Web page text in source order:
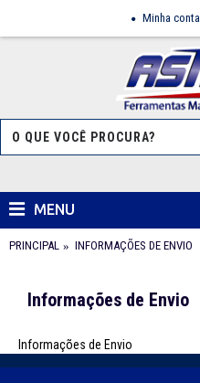
Minha conta
MENU
PRINCIPAL INFORMAÇÕES DE ENVIO
Informações de Envio
Informações de Envio